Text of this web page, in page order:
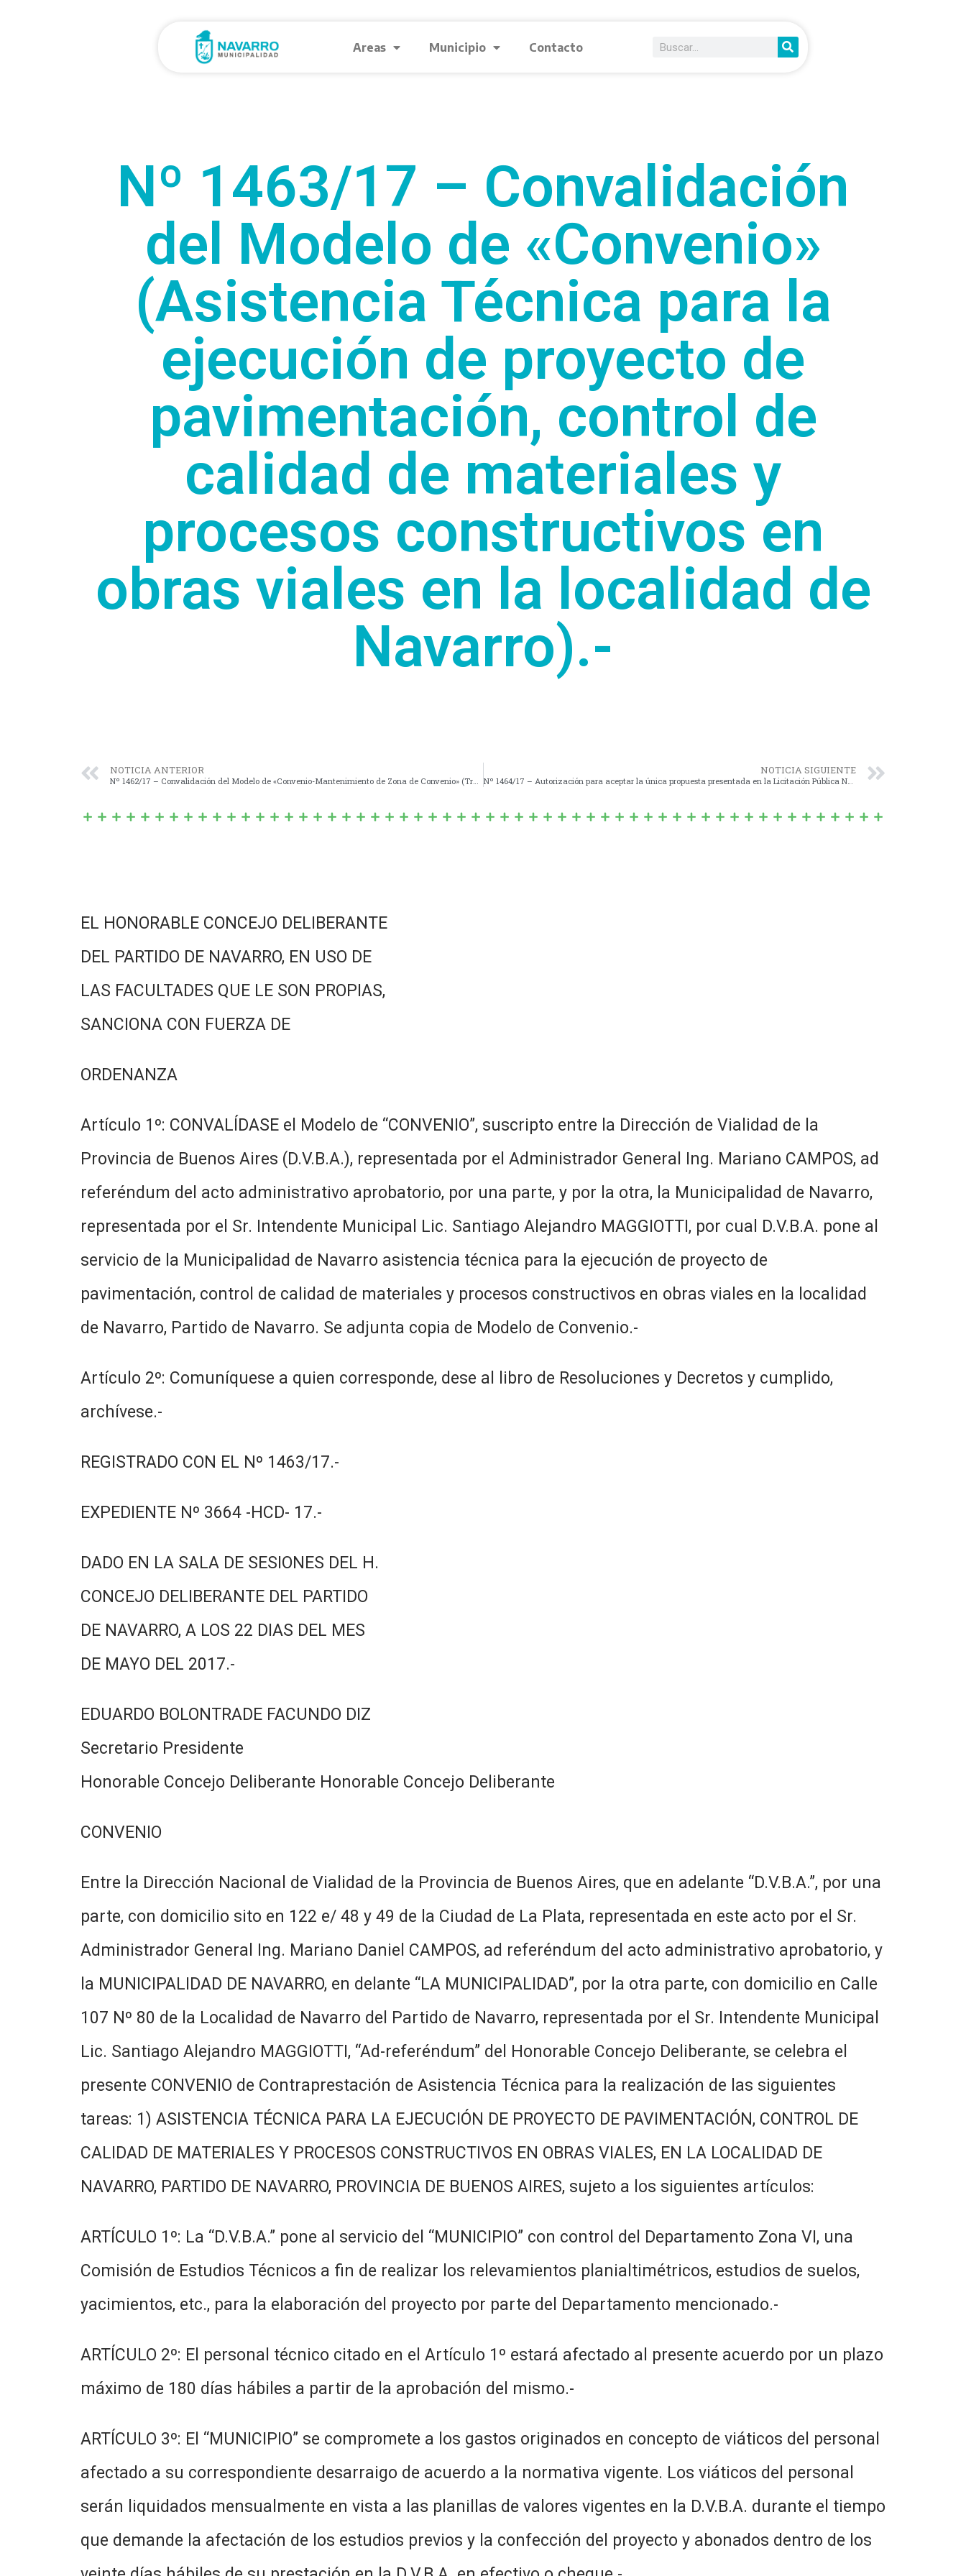
Areas Municipio Contacto
Nº 1463/17 – Convalidación
del Modelo de «Convenio»
(Asistencia Técnica para la
ejecución de proyecto de
pavimentación, control de
calidad de materiales y
procesos constructivos en
obras viales en la localidad de
Navarro).-
NOTICIA ANTERIOR NOTICIA SIGUIENTE
Nº 1464/17 – Autorización para aceptar la única propuesta presentada en la Licitación Pública Nº 3/2017 por la Empresa “AURELIA S.A.C.I.F.”.-
EL HONORABLE CONCEJO DELIBERANTE
DEL PARTIDO DE NAVARRO, EN USO DE
LAS FACULTADES QUE LE SON PROPIAS,
SANCIONA CON FUERZA DE
ORDENANZA
Artículo 1º: CONVALÍDASE el Modelo de “CONVENIO”, suscripto entre la Dirección de Vialidad de la
Provincia de Buenos Aires (D.V.B.A.), representada por el Administrador General Ing. Mariano CAMPOS, ad
referéndum del acto administrativo aprobatorio, por una parte, y por la otra, la Municipalidad de Navarro,
representada por el Sr. Intendente Municipal Lic. Santiago Alejandro MAGGIOTTI, por cual D.V.B.A. pone al
servicio de la Municipalidad de Navarro asistencia técnica para la ejecución de proyecto de
pavimentación, control de calidad de materiales y procesos constructivos en obras viales en la localidad
de Navarro, Partido de Navarro. Se adjunta copia de Modelo de Convenio.-
Artículo 2º: Comuníquese a quien corresponde, dese al libro de Resoluciones y Decretos y cumplido,
archívese.-
REGISTRADO CON EL Nº 1463/17.-
EXPEDIENTE Nº 3664 -HCD- 17.-
DADO EN LA SALA DE SESIONES DEL H.
CONCEJO DELIBERANTE DEL PARTIDO
DE NAVARRO, A LOS 22 DIAS DEL MES
DE MAYO DEL 2017.-
EDUARDO BOLONTRADE FACUNDO DIZ
Secretario Presidente
Honorable Concejo Deliberante Honorable Concejo Deliberante
CONVENIO
Entre la Dirección Nacional de Vialidad de la Provincia de Buenos Aires, que en adelante “D.V.B.A.”, por una
parte, con domicilio sito en 122 e/ 48 y 49 de la Ciudad de La Plata, representada en este acto por el Sr.
Administrador General Ing. Mariano Daniel CAMPOS, ad referéndum del acto administrativo aprobatorio, y
la MUNICIPALIDAD DE NAVARRO, en delante “LA MUNICIPALIDAD”, por la otra parte, con domicilio en Calle
107 Nº 80 de la Localidad de Navarro del Partido de Navarro, representada por el Sr. Intendente Municipal
Lic. Santiago Alejandro MAGGIOTTI, “Ad-referéndum” del Honorable Concejo Deliberante, se celebra el
presente CONVENIO de Contraprestación de Asistencia Técnica para la realización de las siguientes
tareas: 1) ASISTENCIA TÉCNICA PARA LA EJECUCIÓN DE PROYECTO DE PAVIMENTACIÓN, CONTROL DE
CALIDAD DE MATERIALES Y PROCESOS CONSTRUCTIVOS EN OBRAS VIALES, EN LA LOCALIDAD DE
NAVARRO, PARTIDO DE NAVARRO, PROVINCIA DE BUENOS AIRES, sujeto a los siguientes artículos:
ARTÍCULO 1º: La “D.V.B.A.” pone al servicio del “MUNICIPIO” con control del Departamento Zona VI, una
Comisión de Estudios Técnicos a fin de realizar los relevamientos planialtimétricos, estudios de suelos,
yacimientos, etc., para la elaboración del proyecto por parte del Departamento mencionado.-
ARTÍCULO 2º: El personal técnico citado en el Artículo 1º estará afectado al presente acuerdo por un plazo
máximo de 180 días hábiles a partir de la aprobación del mismo.-
ARTÍCULO 3º: El “MUNICIPIO” se compromete a los gastos originados en concepto de viáticos del personal
afectado a su correspondiente desarraigo de acuerdo a la normativa vigente. Los viáticos del personal
serán liquidados mensualmente en vista a las planillas de valores vigentes en la D.V.B.A. durante el tiempo
que demande la afectación de los estudios previos y la confección del proyecto y abonados dentro de los